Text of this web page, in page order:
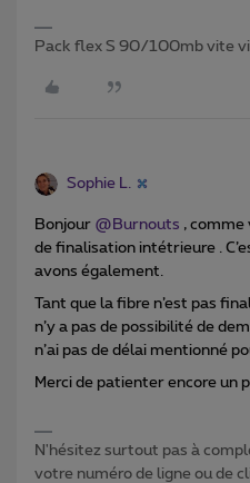
Pack flex S 90/100mb vite
Sophie L.
Bonjour ​ @Burnouts , comme
de finalisation intétrieure .
avons également.
Tant que la fibre n’est pas
n’y a pas de possibilité de
n’ai pas de délai mentionné
Merci de patienter encore un
N'hésitez surtout pas à
votre numéro de ligne ou de